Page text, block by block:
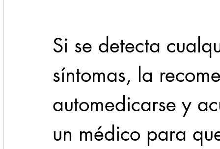
Si se detecta
síntomas, la
automedicarse y
un médico para